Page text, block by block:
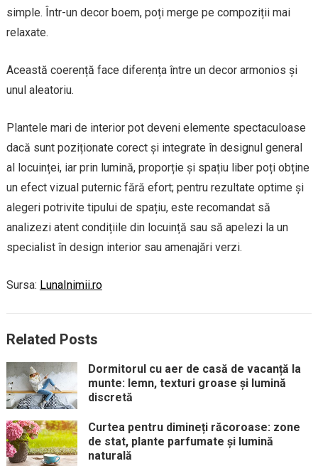
simple. Într-un decor boem, poți merge pe compoziții mai
relaxate.
Această coerență face diferența între un decor armonios și
unul aleatoriu.
Plantele mari de interior pot deveni elemente spectaculoase
dacă sunt poziționate corect și integrate în designul general
al locuinței, iar prin lumină, proporție și spațiu liber poți obține
un efect vizual puternic fără efort; pentru rezultate optime și
alegeri potrivite tipului de spațiu, este recomandat să
analizezi atent condițiile din locuință sau să apelezi la un
specialist în design interior sau amenajări verzi.
Sursa: LunaInimii.ro
Related Posts
Dormitorul cu aer de casă de vacanță la
munte: lemn, texturi groase și lumină
discretă
Curtea pentru dimineți răcoroase: zone
de stat, plante parfumate și lumină
naturală